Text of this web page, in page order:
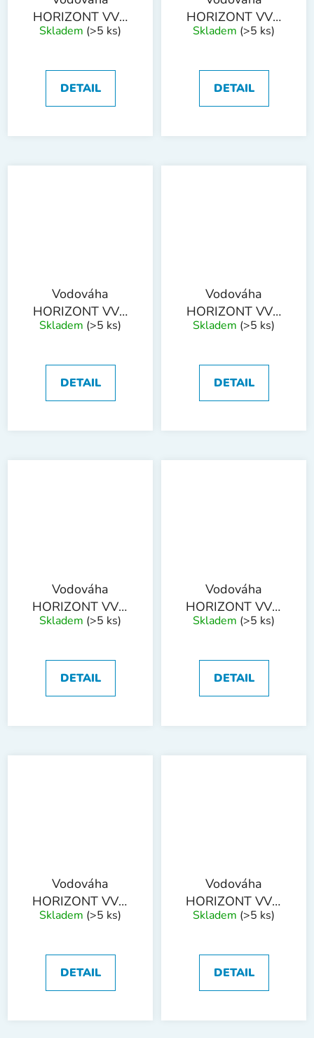
HORIZONT VVN
3L 1200mm 3
Skladem (>5 ks)
DETAIL
HORIZONT VVN
3L 1500mm 3
Skladem (>5 ks)
DETAIL
Vodováha
HORIZONT VVN
3L 1800mm 3
Skladem (>5 ks)
DETAIL
Vodováha
HORIZONT VVN
3L 2000mm 3
Skladem (>5 ks)
DETAIL
Vodováha
HORIZONT VVM
400mm 2
Skladem (>5 ks)
DETAIL
Vodováha
HORIZONT VVM
500mm 2
Skladem (>5 ks)
DETAIL
Vodováha
HORIZONT VVM
600mm 2
Skladem (>5 ks)
DETAIL
Vodováha
HORIZONT VVM
800mm 2
Skladem (>5 ks)
DETAIL